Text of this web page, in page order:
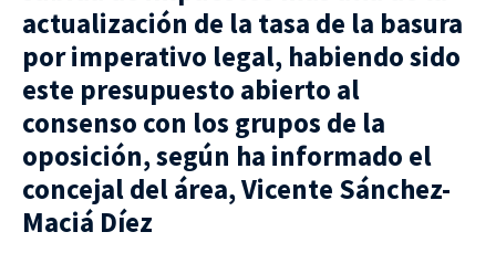
actualización de la tasa de la basura
por imperativo legal, habiendo sido
este presupuesto abierto al
consenso con los grupos de la
oposición, según ha informado el
concejal del área, Vicente Sánchez-
Maciá Díez